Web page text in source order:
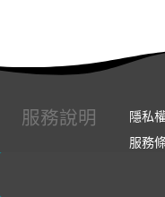
服務說明
隱私
服務
常見